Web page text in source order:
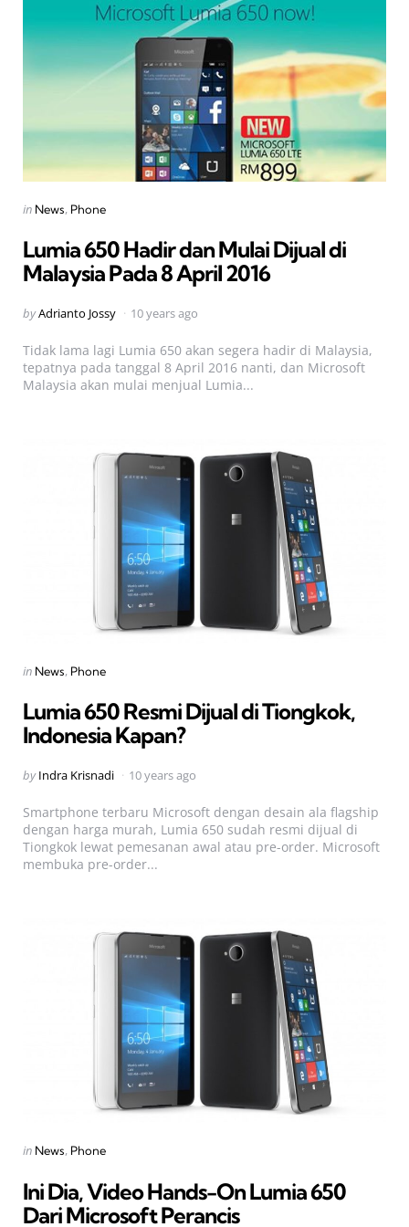
Categories
Posted
in News Phone
Lumia 650 Hadir dan Mulai Dijual di
Malaysia Pada 8 April 2016
Posted
byAdrianto Jossy 10 years ago
Tidak lama lagi Lumia 650 akan segera hadir di Malaysia,
tepatnya pada tanggal 8 April 2016 nanti, dan Microsoft
Malaysia akan mulai menjual Lumia...
Categories
Posted
in News Phone
Lumia 650 Resmi Dijual di Tiongkok,
Indonesia Kapan?
Posted
by Indra Krisnadi 10 years ago
Smartphone terbaru Microsoft dengan desain ala flagship
dengan harga murah, Lumia 650 sudah resmi dijual di
Tiongkok lewat pemesanan awal atau pre-order. Microsoft
membuka pre-order...
Categories
Posted
in News Phone
Ini Dia, Video Hands-On Lumia 650
Dari Microsoft Perancis